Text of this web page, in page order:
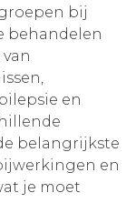
bij
behandelen
en
belangrijkste
en
je moet